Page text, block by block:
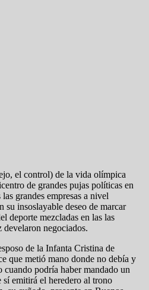
el control) de la vida olímpica
de grandes pujas políticas en
grandes empresas a nivel
su insoslayable deseo de marcar
deporte mezcladas en las las
develaron negociados.
de la Infanta Cristina de
que metió mano donde no debía y
podría haber mandado un
emitirá el heredero al trono